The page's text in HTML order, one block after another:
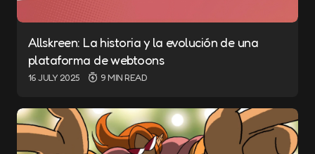
Allskreen: La historia y la evolución de una
plataforma de webtoons
16 JULY 2025 9 MIN READ